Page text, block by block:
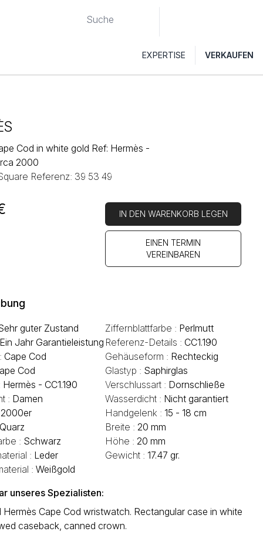
EXPERTISE VERKAUFEN
Cod in white gold Ref: Hermès -
2000
Referenz: 39 53 49
IN DEN WARENKORB LEGEN
EINEN TERMIN
VEREINBAREN
guter Zustand
Ein Jahr Garantieleistung
Cape Cod
Cod
Hermès - CC1.190
: Damen
2000er
Quarz
: Schwarz
: Leder
:Weißgold
Ziffernblattfarbe : Perlmutt
Referenz-Details : CC1.190
Gehäuseform : Rechteckig
Glastyp : Saphirglas
Verschlussart : Dornschließe
Wasserdicht : Nicht garantiert
Handgelenk :15 - 18 cm
Breite :20 mm
Höhe :20 mm
Gewicht :17.47 gr.
unseres Spezialisten:
Hermès Cape Cod wristwatch. Rectangular case in white
caseback, canned crown.